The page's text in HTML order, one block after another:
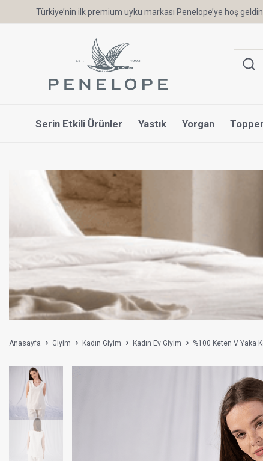
Türkiye’nin ilk premium uyku markası Penelope’ye hoş
Serin Etkili Ürünler Yastık Yorgan Topper
Anasayfa Giyim Kadın Giyim Kadın Ev Giyim %100 Keten V Yaka